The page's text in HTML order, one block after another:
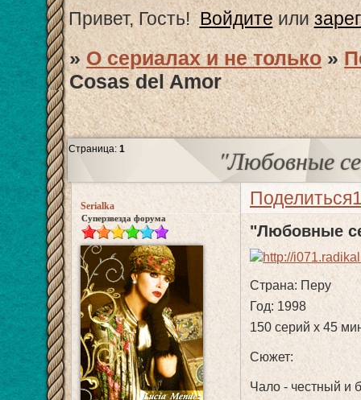
Привет, Гость! Войдитеили
»О сериалах и не только »
Cosas del Amor
"Любовные
Страница:1
Поделиться
Serialka
Суперзвезда форума
"Любовные
Страна: Перу
Год: 1998
150 серий х 45
Сюжет:
Чало - честный и